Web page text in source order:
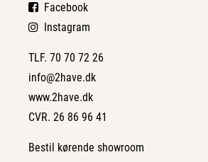
Facebook
Instagram
TLF. 70 70 72 26
info@2have.dk
www.2have.dk
CVR. 26 86 96 41
Bestil kørende showroom